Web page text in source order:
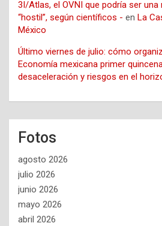
3I/Atlas, el OVNI que podría ser
“hostil”, según científicos - en La
México
Último viernes de julio: cómo
Economía mexicana primer
desaceleración y riesgos en el
Fotos
agosto 2026
julio 2026
junio 2026
mayo 2026
abril 2026